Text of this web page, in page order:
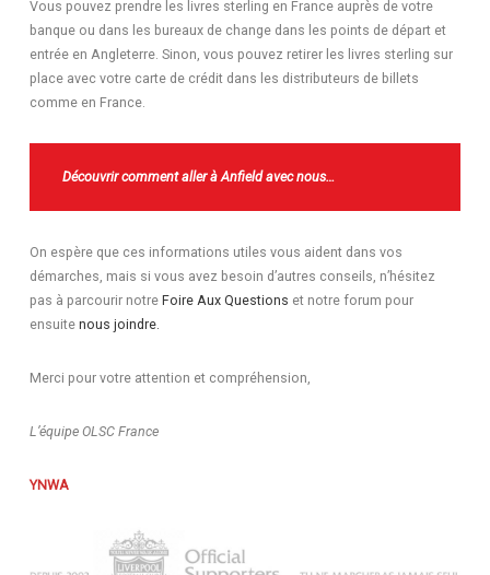
Vous pouvez prendre les livres sterling en France auprès de votre
banque ou dans les bureaux de change dans les points de départ et
entrée en Angleterre. Sinon, vous pouvez retirer les livres sterling sur
place avec votre carte de crédit dans les distributeurs de billets
comme en France.
Découvrir comment aller à Anfield avec nous…
On espère que ces informations utiles vous aident dans vos
démarches, mais si vous avez besoin d’autres conseils, n’hésitez
pas à parcourir notre Foire Aux Questions et notre forum pour
ensuite nous joindre.
Merci pour votre attention et compréhension,
L’équipe OLSC France
YNWA